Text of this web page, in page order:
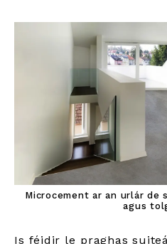
Microcement ar an urlár
agus
Is féidir le praghas